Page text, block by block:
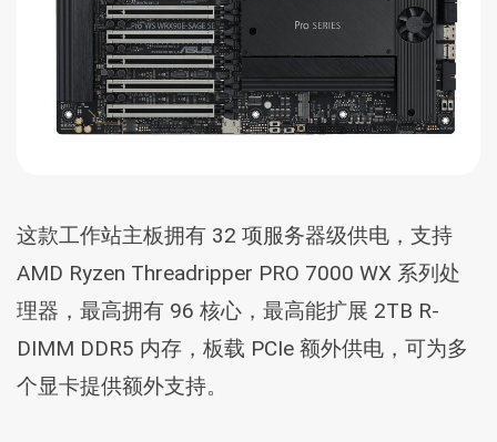
这款工作站主板拥有 32 项服务器级供电，支持
AMD Ryzen Threadripper PRO 7000 WX 系列处
理器，最高拥有 96 核心，最高能扩展 2TB R-
DIMM DDR5 内存，板载 PCIe 额外供电，可为多
个显卡提供额外支持。